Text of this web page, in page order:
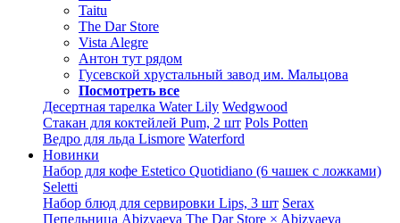
Taitu
The Dar Store
Vista Alegre
Антон тут рядом
Гусевской хрустальный завод им. Мальцова
Посмотреть все
Десертная тарелка Water Lily Wedgwood
Стакан для коктейлей Pum, 2 шт Pols Potten
Ведро для льда Lismore Waterford
Новинки
Набор для кофе Estetico Quotidiano (6 чашек с ложками)
Seletti
Набор блюд для сервировки Lips, 3 шт Serax
Пепельница Abizyaeva The Dar Store × Abizyaeva